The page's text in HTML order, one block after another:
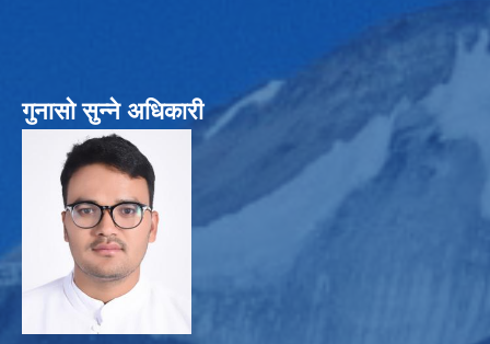
गुनासो सुन्ने अधिकारी